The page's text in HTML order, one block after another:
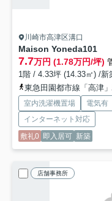
川崎市高津区溝口
Maison Yoneda101
7.7万円 (1.78万円/坪)
1階 / 4.33坪 (14.33㎡) /新
東急田園都市線「高津
室内洗濯機置場 電気有
インターネット対応
敷礼0 即入居可 新築
店舗事務所